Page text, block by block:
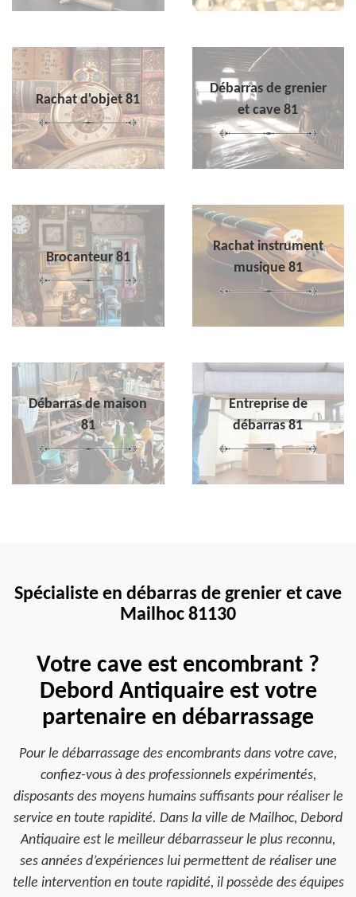
Rachat d'objet 81
Débarras de grenier
et cave 81
Brocanteur 81
Rachat instrument
musique 81
Débarras de maison
81
Entreprise de
débarras 81
Spécialiste en débarras de grenier et cave
Mailhoc 81130
Votre cave est encombrant ?
Debord Antiquaire est votre
partenaire en débarrassage
Pour le débarrassage des encombrants dans votre cave,
confiez-vous à des professionnels expérimentés,
disposants des moyens humains suffisants pour réaliser le
service en toute rapidité. Dans la ville de Mailhoc, Debord
Antiquaire est le meilleur débarrasseur le plus reconnu,
ses années d’expériences lui permettent de réaliser une
telle intervention en toute rapidité, il possède des équipes